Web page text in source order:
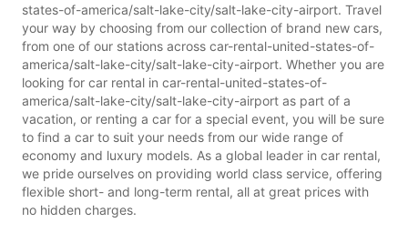
states-of-america/salt-lake-city/salt-lake-city-airport. Travel
your way by choosing from our collection of brand new cars,
from one of our stations across car-rental-united-states-of-
america/salt-lake-city/salt-lake-city-airport. Whether you are
looking for car rental in car-rental-united-states-of-
america/salt-lake-city/salt-lake-city-airport as part of a
vacation, or renting a car for a special event, you will be sure
to find a car to suit your needs from our wide range of
economy and luxury models. As a global leader in car rental,
we pride ourselves on providing world class service, offering
flexible short- and long-term rental, all at great prices with
no hidden charges.